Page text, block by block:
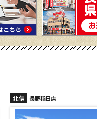
北信 長野高田店